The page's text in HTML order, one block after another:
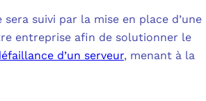
suivi par la mise en place d’une
entreprise afin de solutionner le
d’un serveur, menant à la